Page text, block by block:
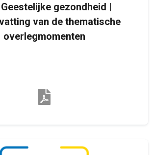
gezondheid |
van de thematische
overlegmomenten